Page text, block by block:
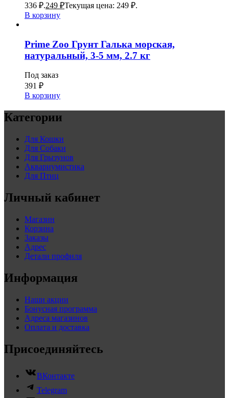
336 ₽.249 ₽Текущая цена: 249 ₽.
В корзину
Prime Zoo Грунт Галька морская,
натуральный, 3-5 мм, 2.7 кг
Под заказ
391 ₽
В корзину
Категории
Для Кошки
Для Собаки
Для Грызунов
Аквариумистика
Для Птиц
Личный кабинет
Магазин
Корзина
Заказы
Адрес
Детали профиля
Информация
Наши акции
Бонусная программа
Адреса магазинов
Оплата и доставка
Присоединяйтесь
ВКонтакте
Telegram